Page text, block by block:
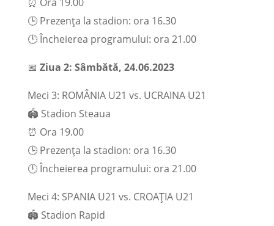
🕒 Prezența la stadion: ora 16.30
🕛 Încheierea programului: ora 21.00
📅 Ziua 2: Sâmbătă, 24.06.2023
Meci 3: ROMÂNIA U21 vs. UCRAINA U21
🏟️ Stadion Steaua
⏰ Ora 19.00
🕒 Prezența la stadion: ora 16.30
🕛 Încheierea programului: ora 21.00
Meci 4: SPANIA U21 vs. CROAȚIA U21
🏟️ Stadion Rapid